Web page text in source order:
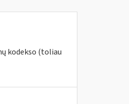
kodekso (toliau